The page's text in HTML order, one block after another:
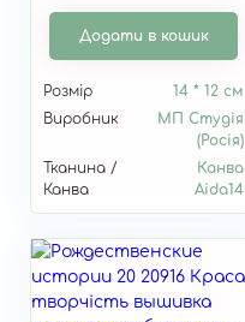
Додати в кошик
Розмір
14 * 12 см
Виробник
МП Студія
(Росія)
Тканина /
Канва
Канва
Aida14